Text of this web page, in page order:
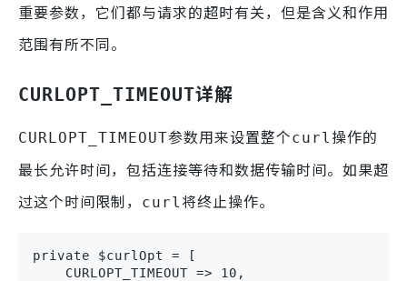
重要参数，它们都与请求的超时有关，但是含义和作用
范围有所不同。
CURLOPT_TIMEOUT详解
CURLOPT_TIMEOUT参数用来设置整个curl 操作的
最长允许时间，包括连接等待和数据传输时间。如果超
过这个时间限制，
curl 将终止操作。
private $curlOpt = [
    CURLOPT_TIMEOUT => 10,